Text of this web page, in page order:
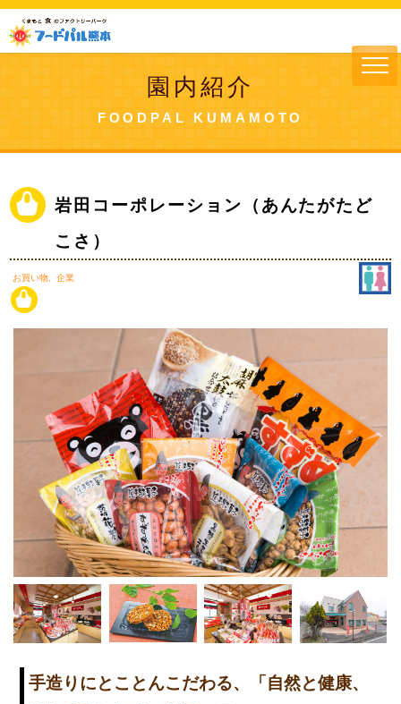
園内紹介
FOODPAL KUMAMOTO
岩田コーポレーション（あんたがたど
こさ）
お買い物 企業
手造りにとことんこだわる、「自然と健康、